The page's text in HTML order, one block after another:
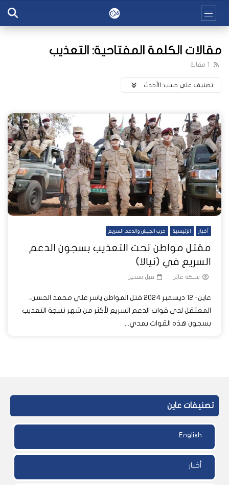
مقالات الكلمة المفتاحية: التعذيب
1 مقالة
تصنيف علي حسب: اﻷحدث
أخبار الرئيسية حرب الجيش والدعم السريع
مقتل مواطن تحت التعذيب بسجون الدعم
السريع في (نيالا)
شبكة عاين قبل سنتين
عاين- 12 ديسمبر 2024 قتل المواطن ياسر علي محمد الحسن،
المعتقل لدى قوات الدعم السريع لأكثر من شهر نتيجة التعذيب
بسجون هذه القوات بمدي...
تصنيفات عاين
English
أخبار